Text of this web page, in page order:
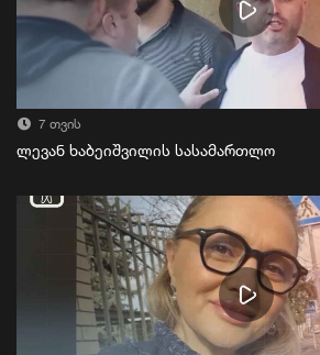
7 თვის
ლევან ხაბეიშვილის სასამართლო